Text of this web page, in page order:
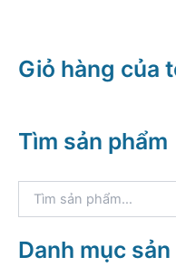
Giỏ hàng của
Tìm sản phẩm
k
iDanh mục